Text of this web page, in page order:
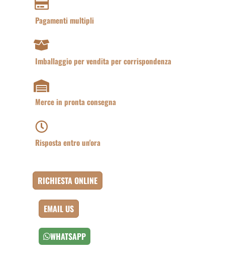
Pagamenti multipli
Imballaggio per vendita per corrispondenza
Merce in pronta consegna
Risposta entro un'ora
RICHIESTA ONLINE
EMAIL US
WHATSAPP